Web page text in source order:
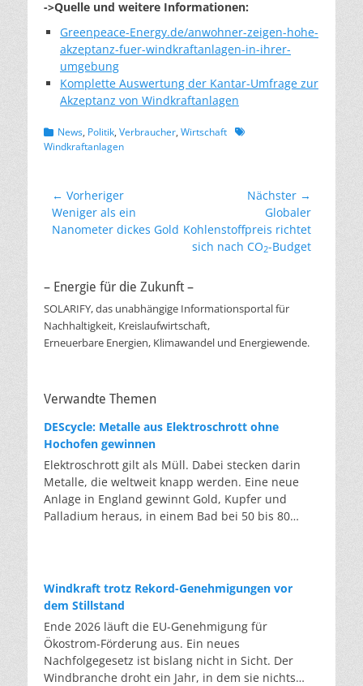
->Quelle und weitere Informationen:
Greenpeace-Energy.de/anwohner-zeigen-hohe-
akzeptanz-fuer-windkraftanlagen-in-ihrer-
umgebung
Komplette Auswertung der Kantar-Umfrage zur
Akzeptanz von Windkraftanlagen
Kategorien
News, Politik, Verbraucher, Wirtschaft Schlagworte
Windkraftanlagen
Beitragsnavigation
← Vorheriger
Vorheriger
Beitrag:
Weniger als ein
Nanometer dickes Gold
Nächster →
Beitrag:
Globaler
Kohlenstoffpreis richtet
sich nach CO2-Budget
– Energie für die Zukunft –
SOLARIFY, das unabhängige Informationsportal für
Nachhaltigkeit, Kreislaufwirtschaft,
Erneuerbare Energien, Klimawandel und Energiewende.
Verwandte Themen
DEScycle: Metalle aus Elektroschrott ohne
Hochofen gewinnen
Elektroschrott gilt als Müll. Dabei stecken darin
Metalle, die weltweit knapp werden. Eine neue
Anlage in England gewinnt Gold, Kupfer und
Palladium heraus, in einem Bad bei 50 bis 80
tausend Grad ein. Energieintensiv und nur im
industriellen Großmaßstab möglich. Das Londoner
Demonstrationsanlage eröffnet, die ohne diese
Hitze auskommt: Ein chemisches Bad löst die
Metalle bei 50 bis 80 Grad heraus, statt sie
Windkraft trotz Rekord-Genehmigungen vor
dem Stillstand
Ende 2026 läuft die EU-Genehmigung für
Ökostrom-Förderung aus. Ein neues
Nachfolgegesetz ist bislang nicht in Sicht. Der
Windbranche droht ein Jahr, in dem sie nichts